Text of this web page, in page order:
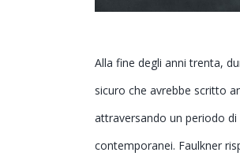
Alla fine degli anni trenta,
sicuro che avrebbe scritto
attraversando un periodo
contemporanei. Faulkner